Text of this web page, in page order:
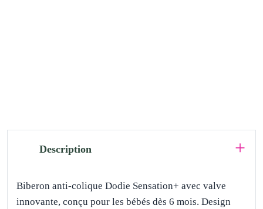
Description
Biberon anti-colique Dodie Sensation+ avec valve
innovante, conçu pour les bébés dès 6 mois. Design